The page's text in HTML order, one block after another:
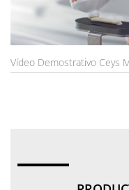
Vídeo Demostrativo Ceys